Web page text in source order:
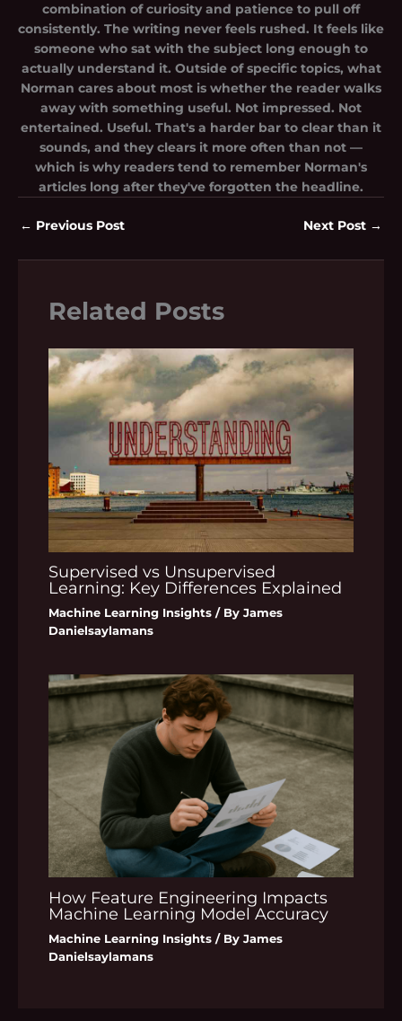
combination of curiosity and patience to pull off
consistently. The writing never feels rushed. It feels like
someone who sat with the subject long enough to
actually understand it. Outside of specific topics, what
Norman cares about most is whether the reader walks
away with something useful. Not impressed. Not
entertained. Useful. That's a harder bar to clear than it
sounds, and they clears it more often than not —
which is why readers tend to remember Norman's
articles long after they've forgotten the headline.
← Previous Post Next Post →
Related Posts
Supervised vs Unsupervised
Learning: Key Differences Explained
Machine Learning Insights / ByJames
Danielsaylamans
How Feature Engineering Impacts
Machine Learning Model Accuracy
Machine Learning Insights / ByJames
Danielsaylamans